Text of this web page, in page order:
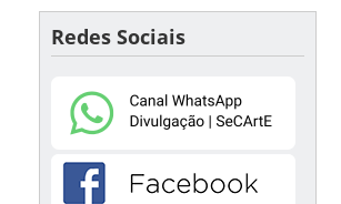
Redes Sociais